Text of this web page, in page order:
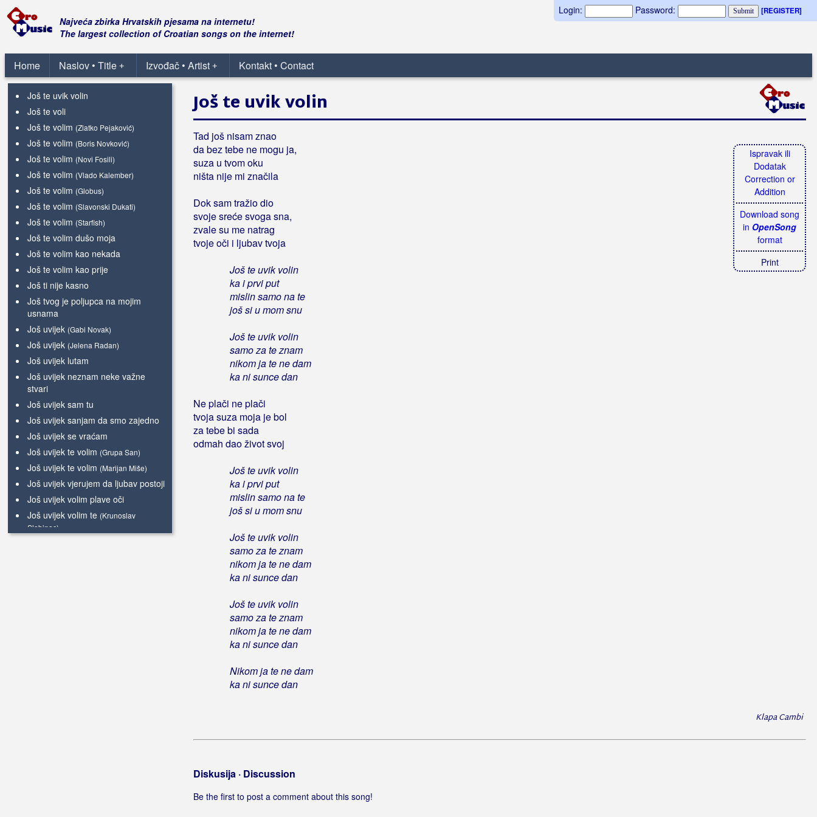
Login: Password: [REGISTER]
Najveća zbirka Hrvatskih pjesama na internetu!
The largest collection of Croatian songs on the internet!
Home +
Naslov • Title +
Izvođač • Artist Kontakt • Contact
Još si moj
Još te čekam
Još te nosim ispod kože
Još te uvijek volim
Još te uvik volin
Još te voli
Još te volim (Zlatko Pejaković)
Još te volim (Boris Novković)
Još te volim (Novi Fosili)
Još te volim (Vlado Kalember)
Još te volim (Globus)
Još te volim (Slavonski Dukati)
Još te volim (Starfish)
Još te volim dušo moja
Još te volim kao nekada
Još te volim kao prije
Još ti nije kasno
Još tvog je poljupca na mojim
usnama
Još uvijek (Gabi Novak)
Još uvijek (Jelena Radan)
Još uvijek lutam
Još uvijek neznam neke važne
stvari
Još uvijek sam tu
Još uvijek sanjam da smo zajedno
Još uvijek se vraćam
Još uvijek te volim (Grupa San)
Još uvijek te volim (Marijan Miše)
Još uvijek vjerujem da ljubav postoji
Još uvijek volim plave oči
Još uvijek volim te (Krunoslav
Slabinac)
Ispravak ili
Dodatak
Correction or
Addition
Download song
in OpenSong
format
Print
Još te uvik volin
Tad još nisam znao
da bez tebe ne mogu ja,
suza u tvom oku
ništa nije mi značila
Dok sam tražio dio
svoje sreće svoga sna,
zvale su me natrag
tvoje oči i ljubav tvoja
Još te uvik volin
ka i prvi put
mislin samo na te
još si u mom snu
Još te uvik volin
samo za te znam
nikom ja te ne dam
ka ni sunce dan
Ne plači ne plači
tvoja suza moja je bol
za tebe bi sada
odmah dao život svoj
Još te uvik volin
ka i prvi put
mislin samo na te
još si u mom snu
Još te uvik volin
samo za te znam
nikom ja te ne dam
ka ni sunce dan
Još te uvik volin
samo za te znam
nikom ja te ne dam
ka ni sunce dan
Nikom ja te ne dam
ka ni sunce dan
Klapa Cambi
Diskusija · Discussion
Be the first to post a comment about this song!